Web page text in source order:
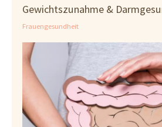
Gewichtszunahme &
Frauengesundheit